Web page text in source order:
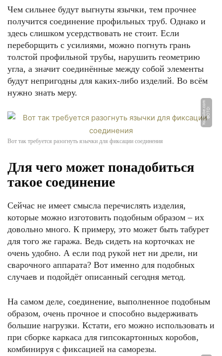
Чем сильнее будут выгнуты язычки, тем прочнее
получится соединение профильных труб. Однако и
здесь слишком усердствовать не стоит. Если
переборщить с усилиями, можно погнуть грань
толстой профильной трубы, нарушить геометрию
угла, а значит соединённые между собой элементы
будут непригодны для каких-либо изделий. Во всём
нужно знать меру.
Ф
О
Т
О:
Y
o
u
T
u
b
e.
c
o
m
Вот так требуется разогнуть язычки для фиксации соединения
Для чего может понадобиться
такое соединение
Сейчас не имеет смысла перечислять изделия,
которые можно изготовить подобным образом – их
довольно много. К примеру, это может быть табурет
для того же гаража. Ведь сидеть на корточках не
очень удобно. А если под рукой нет ни дрели, ни
сварочного аппарата? Вот именно для подобных
случаев и подойдёт описанный сегодня метод.
На самом деле, соединение, выполненное подобным
образом, очень прочное и способно выдерживать
большие нагрузки. Кстати, его можно использовать и
при сборке каркаса для гипсокартонных коробов,
комбинируя с фиксацией на саморезы.